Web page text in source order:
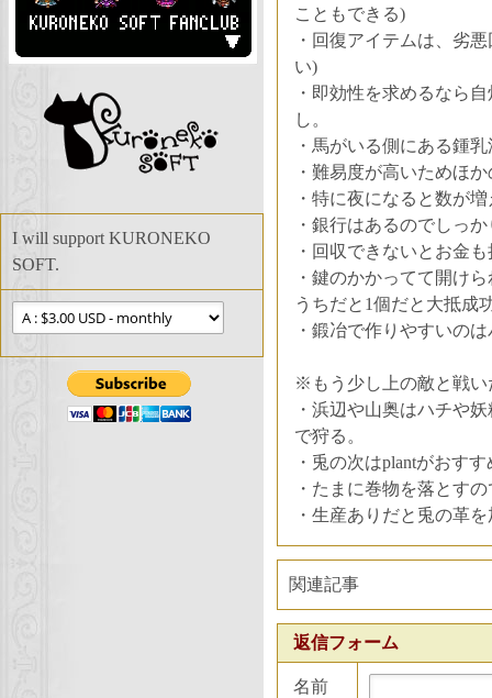
I will support KURONEKO
SOFT.
こともできる)
・回復アイテムは、劣
い)
・即効性を求めるなら
し。
・馬がいる側にある鍾
・難易度が高いためほ
・特に夜になると数が
・銀行はあるのでしっ
・回収できないとお金
・鍵のかかってて開け
うちだと1個だと大抵成
・鍛冶で作りやすいの
※もう少し上の敵と戦い
・浜辺や山奥はハチや
で狩る。
・兎の次はplantがおすす
・たまに巻物を落とす
・生産ありだと兎の革
関連記事
返信フォーム
名前